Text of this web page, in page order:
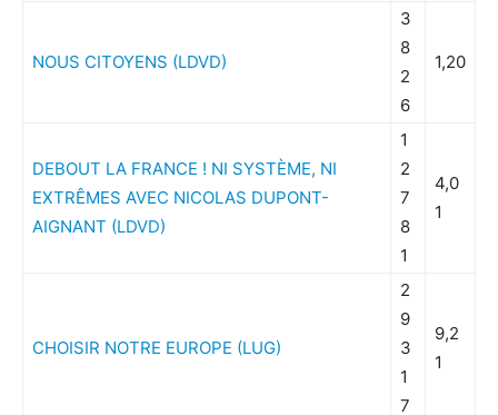
NOUS CITOYENS (LDVD)
3
8
2
6
1,20
DEBOUT LA FRANCE ! NI SYSTÈME, NI
EXTRÊMES AVEC NICOLAS DUPONT-
AIGNANT (LDVD)
1
2
7
8
1
4,0
1
CHOISIR NOTRE EUROPE (LUG)
2
9
3
1
7
9,2
1